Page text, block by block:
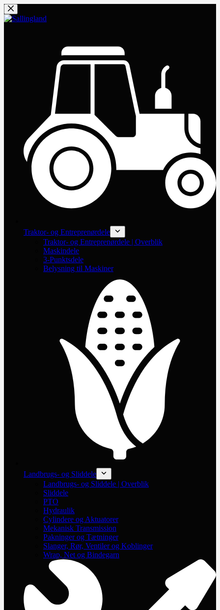
Traktor- og Entreprenørdele
Traktor- og Entreprenørdele | Overblik
Maskindele
3-Punktsdele
Belysning til Maskiner
Landbrugs- og Sliddele
Landbrugs- og Sliddele | Overblik
Sliddele
PTO
Hydraulik
Cylindere og Aktuatorer
Mekanisk Transmission
Pakninger og Tætninger
Slanger, Rør, Ventiler og Koblinger
Wrap, Net og Bindegarn